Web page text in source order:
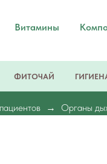
Витамины
ФИТОЧАЙ
Органы